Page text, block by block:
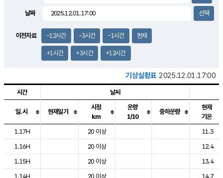
1.5m/s
날짜
이전자료 -12시간 -3시간 -1시간 현재
+1시간 +3시간 +12시간
기상실황표 2025.12.01.17:00
도시별 기상실황표로 지점, 날씨, 기온, 강수, 바람, 기압등을 안내한 표입
시간 날씨
일.시 현재일기
시정
km
운량
1/10
중하운량
현재
기온
1.17H
20 이상
11.3
1.16H
20 이상
12.4
1.15H
20 이상
13.4
1.14H
20 이상
14.7